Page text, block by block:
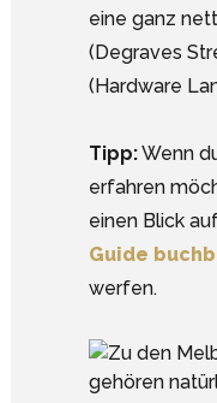
eine ganz
(Degraves
(Hardware
Tipp:Wenn
erfahren
einen Blick
Guide
werfen.